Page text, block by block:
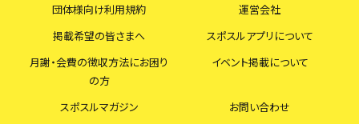
団体様向け利用規約
運営会社
掲載希望の皆さまへ
スポスルアプリについて
月謝・会費の徴収方法にお困り
の方
イベント掲載について
スポスルマガジン
お問い合わせ